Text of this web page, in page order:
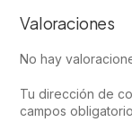
Valoraciones
No hay
Tu dirección de
campos